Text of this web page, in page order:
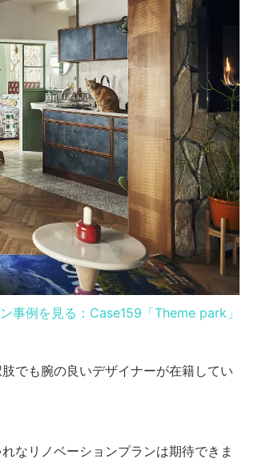
事例を見る：Case159「Theme park」
でも腕の良いデザイナーが在籍してい
なリノベーションプランは期待できま